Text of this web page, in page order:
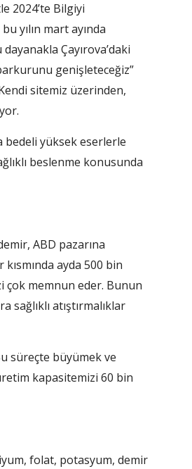
2024’te Bilgiyi
yılın mart ayında
dayanakla Çayırova’daki
genişleteceğiz”
sitemiz üzerinden,
bedeli yük­sek eserlerle
beslenme konusunda
ABD pazarına
ayda 500 bin
çok memnun eder. Bunun
atıştırmalıklar
süreçte büyümek ve
kapasi­temizi 60 bin
folat, potasyum, demir